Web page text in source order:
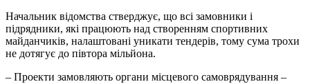
Начальник відомства стверджує, що всі замовники і
підрядники, які працюють над створенням спортивних
майданчиків, налаштовані уникати тендерів, тому сума трохи
не дотягує до півтора мільйона.
– Проекти замовляють органи місцевого самоврядування –